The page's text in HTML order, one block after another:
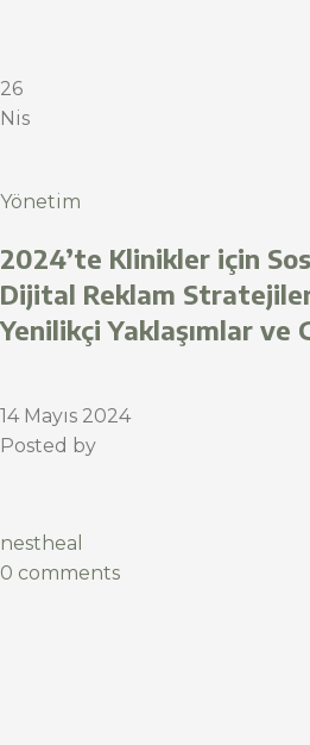
26
Nis
Yönetim
2024’te Klinikler için
Dijital Reklam
Yenilikçi Yaklaşımlar ve
14 Mayıs 2024
Posted by
nestheal
0 comments